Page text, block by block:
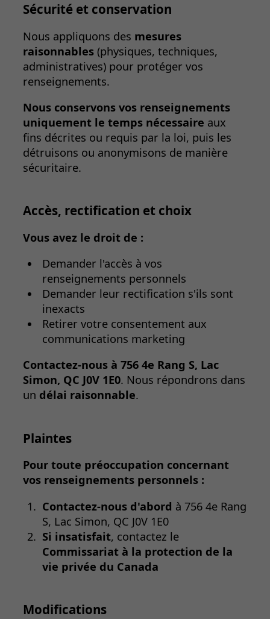
Sécurité et conservation
Nous appliquons des mesures
raisonnables(physiques, techniques,
administratives) pour protéger vos
renseignements.
Nous conservons vos renseignements
uniquement le temps nécessaire aux
fins décrites ou requis par la loi, puis les
détruisons ou anonymisons de manière
sécuritaire.
Accès, rectification et choix
Vous avez le droit de :
Demander l'accès à vos
renseignements personnels
Demander leur rectification s'ils sont
inexacts
Retirer votre consentement aux
communications marketing
Contactez-nous à 756 4e Rang S, Lac
Simon, QC J0V 1E0. Nous répondrons dans
un délai raisonnable.
Plaintes
Pour toute préoccupation concernant
vos renseignements personnels :
Contactez-nous d'abord à 756 4e Rang
S, Lac Simon, QC J0V 1E0
Si insatisfait, contactez le
Commissariat à la protection de la
vie privée du Canada
Modifications